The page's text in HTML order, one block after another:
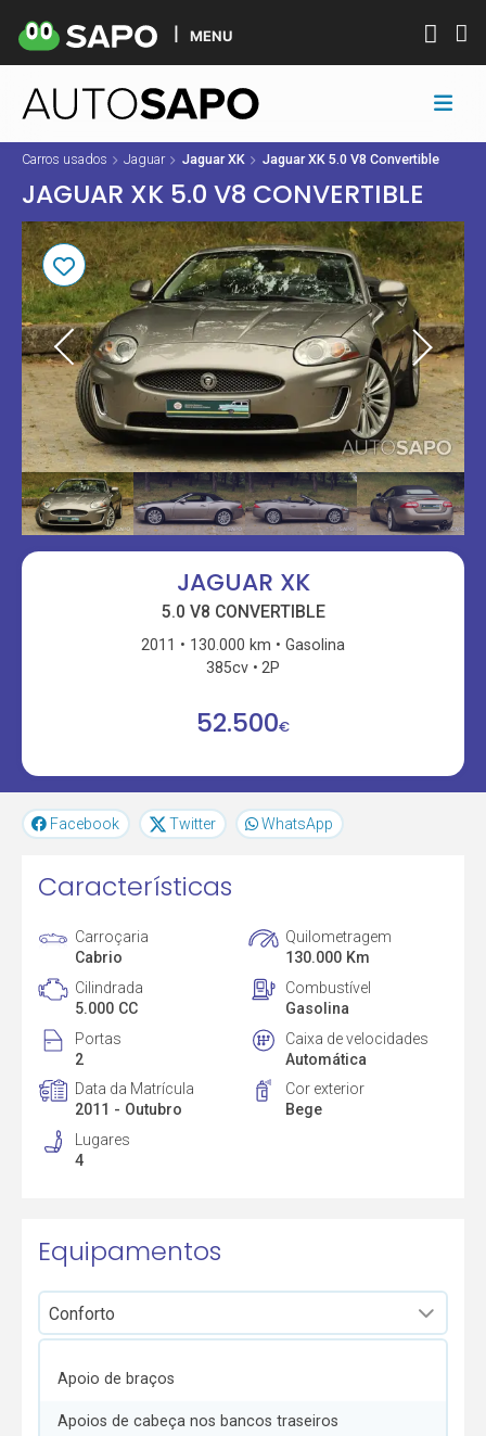
MENU
Carros usados Jaguar Jaguar XK Jaguar XK 5.0 V8 Convertible
JAGUAR XK 5.0 V8 CONVERTIBLE
JAGUAR XK
5.0 V8 CONVERTIBLE
2011 130.000 km
Gasolina
385cv
2P
52.500€
Facebook Twitter WhatsApp
Características
Carroçaria
Cabrio
Quilometragem
130.000 Km
Cilindrada
5.000 CC
Combustível
Gasolina
Portas
2
Caixa de velocidades
Automática
Data da Matrícula
2011 - Outubro
Cor exterior
Bege
Lugares
4
Equipamentos
Apoio de braços
Apoios de cabeça nos bancos traseiros